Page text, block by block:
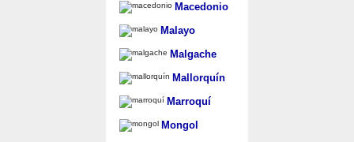
Macedonio
Malayo
Malgache
Mallorquín
Marroquí
Mongol